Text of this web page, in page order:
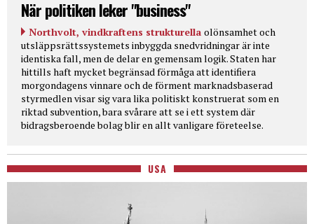
När politiken leker "business"
Northvolt, vindkraftens strukturella olönsamhet och
utsläppsrättssystemets inbyggda snedvridningar är inte
identiska fall, men de delar en gemensam logik. Staten har
hittills haft mycket begränsad förmåga att identifiera
morgondagens vinnare och de förment marknadsbaserad
styrmedlen visar sig vara lika politiskt konstruerat som en
riktad subvention, bara svårare att se i ett system där
bidragsberoende bolag blir en allt vanligare företeelse.
USA